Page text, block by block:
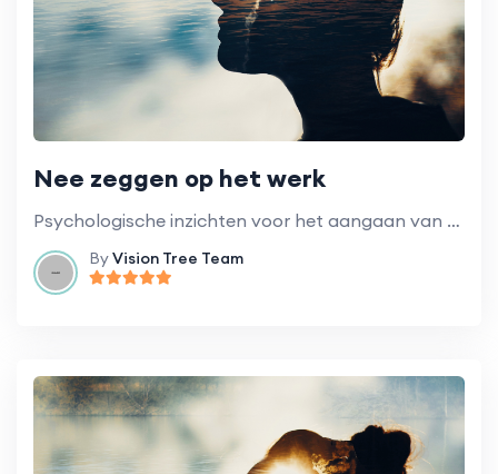
Nee zeggen op het werk
Psychologische inzichten voor het aangaan van moeilijke gesprekken en het stellen van grenzen.
ByVision Tree Team